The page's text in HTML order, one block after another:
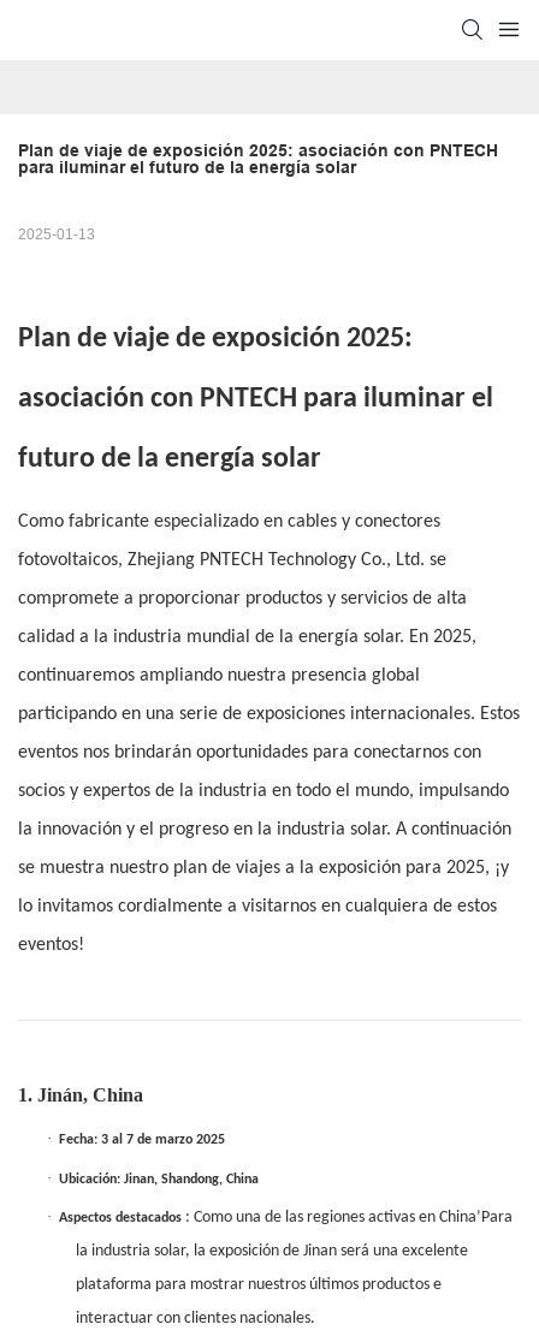
Plan de viaje de exposición 2025: asociación con PNTECH
para iluminar el futuro de la energía solar
2025-01-13
Plan de viaje de exposición 2025:
asociación con PNTECH para iluminar el
futuro de la energía solar
Como fabricante especializado en cables y conectores
fotovoltaicos, Zhejiang PNTECH Technology Co., Ltd. se
compromete a proporcionar productos y servicios de alta
calidad a la industria mundial de la energía solar. En 2025,
continuaremos ampliando nuestra presencia global
participando en una serie de exposiciones internacionales. Estos
eventos nos brindarán oportunidades para conectarnos con
socios y expertos de la industria en todo el mundo, impulsando
la innovación y el progreso en la industria solar. A continuación
se muestra nuestro plan de viajes a la exposición para 2025, ¡y
lo invitamos cordialmente a visitarnos en cualquiera de estos
eventos!
1. Jinán, China
· Fecha: 3 al 7 de marzo 2025
· Ubicación: Jinan, Shandong, China
· Aspectos destacados : Como una de las regiones activas en China’Para
la industria solar, la exposición de Jinan será una excelente
plataforma para mostrar nuestros últimos productos e
interactuar con clientes nacionales.